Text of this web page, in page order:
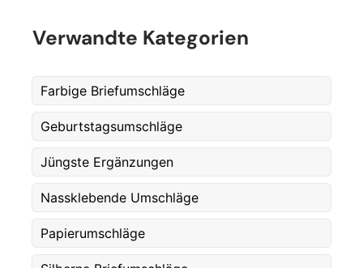
Verwandte Kategorien
Farbige Briefumschläge
Geburtstagsumschläge
Jüngste Ergänzungen
Nassklebende Umschläge
Papierumschläge